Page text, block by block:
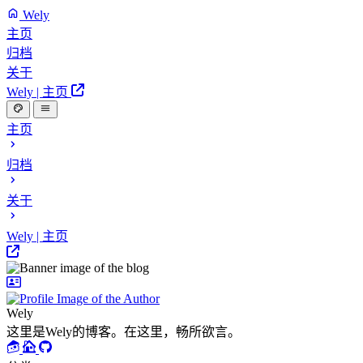
Wely
主页
归档
关于
Wely | 主页
主页
归档
关于
Wely | 主页
Wely
这里是Wely的博客。在这里，畅所欲言。